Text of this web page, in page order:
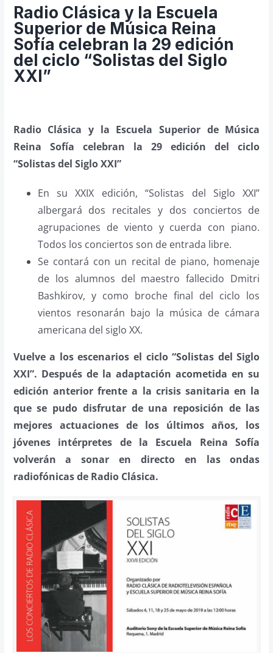
Cosas de Beckmesser
Nosotros y privacidad
Buscar:
Radio Clásica y la Escuela
Superior de Música Reina
Sofía celebran la 29 edición
del ciclo “Solistas del Siglo
XXI”
Radio Clásica y la Escuela Superior de Música
Reina Sofía celebran la 29 edición del ciclo
“Solistas del Siglo XXI”
En su XXIX edición, “Solistas del Siglo XXI”
albergará dos recitales y dos conciertos de
agrupaciones de viento y cuerda con piano.
Todos los conciertos son de entrada libre.
Se contará con un recital de piano, homenaje
de los alumnos del maestro fallecido Dmitri
Bashkirov, y como broche final del ciclo los
vientos resonarán bajo la música de cámara
americana del siglo XX.
Vuelvea los escenarios el ciclo“Solistas del Siglo
XXI”. Después de la adaptación acometida en su
edición anterior frente a la crisis sanitaria en la
que se pudo disfrutar de una reposición de las
mejores actuaciones de los últimos años, los
jóvenes intérpretes de la Escuela Reina Sofía
volverán a sonar en directo en las ondas
radiofónicas de Radio Clásica.